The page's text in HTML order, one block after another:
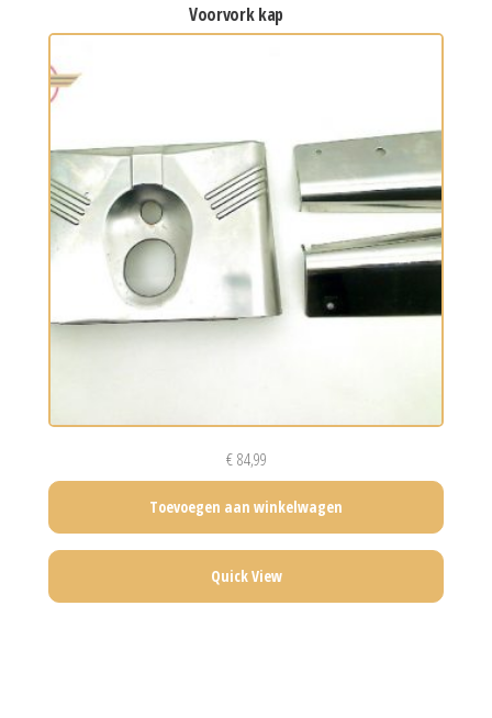
voorvork kap
€84,99
Toevoegen aan winkelwagen
Quick View